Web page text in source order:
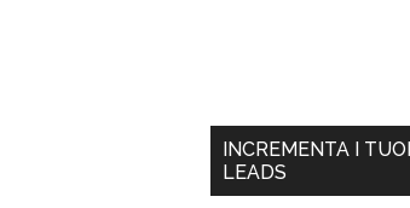
INCREMENTA I
LEADS